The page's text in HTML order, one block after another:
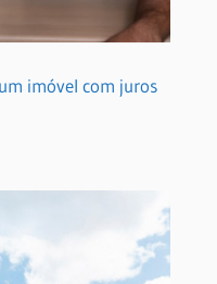
imóvel com juros